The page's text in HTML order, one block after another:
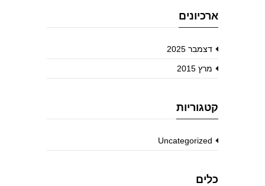
ארכיונים
דצמבר 2025
מרץ 2015
קטגוריות
Uncategorized
כלים